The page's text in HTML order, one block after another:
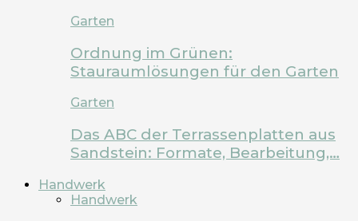
Garten
Ordnung im Grünen:
Stauraumlösungen für den Garten
Garten
Das ABC der Terrassenplatten aus
Sandstein: Formate, Bearbeitung,…
Handwerk
Handwerk